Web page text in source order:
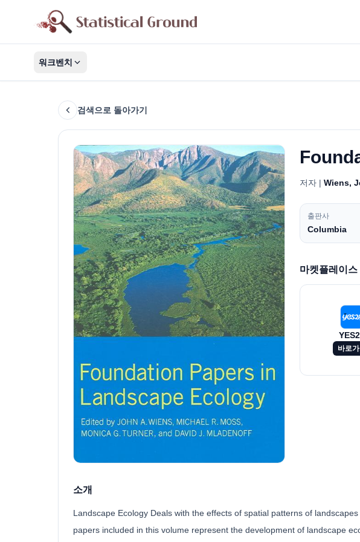
워크벤치
검색으로 돌아가기
저자 |Wiens,
출판사
Columbia
마켓플레이스
바로
소개
Landscape Ecology Deals with the effects of spatial patterns of
papers included in this volume represent the development of landscape